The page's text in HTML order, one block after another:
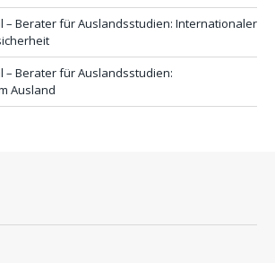
– Berater für Auslandsstudien: Internationaler
– Berater für Auslandsstudien:
Ausland